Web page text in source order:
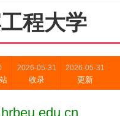
程大学
2026-05-31
收录
2026-05-31
更新